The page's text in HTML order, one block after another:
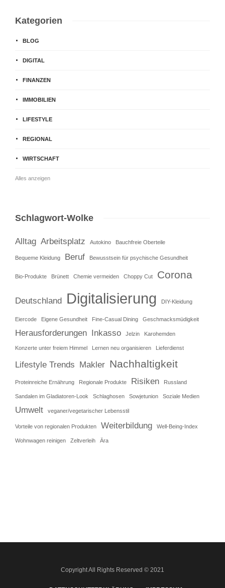
Kategorien
BLOG
DIGITAL
FINANZEN
IMMOBILIEN
LIFESTYLE
REGIONAL
WIRTSCHAFT
Alles anzeigen
Schlagwort-Wolke
Alltag Arbeitsplatz Autokino Bauchfreie Oberteile
Bequeme Kleidung Beruf Bewusstsein für psychische Gesundheit
Bio-Produkte Brünett Chemie vermeiden Choppy Cut Corona
Deutschland Digitalisierung DIY-Kleidung
Eiercode Eigene Gesundheit Fine-Casual Dining Geschmacksmüdigkeit
Herausforderungen Inkasso Jelzin Karohemden
Konzerte unter freiem Himmel Lernen neu organisieren Lieferdienst
Lifestyle Trends Makler Nachhaltigkeit
Proteinreiche Ernährung Regionale Produkte Risiken Russland
Sandalen im Gladiatoren-Look Schlaghosen Sowjetunion Soziale Medien
Umwelt veganer/vegetarischer Lebensstil
Vorteile von regionalen Produkten Weiterbildung Well-Being-Index
Wohnwagen reinigen Zeltverleih Ära
Copyright All Rights Reserved © 2021